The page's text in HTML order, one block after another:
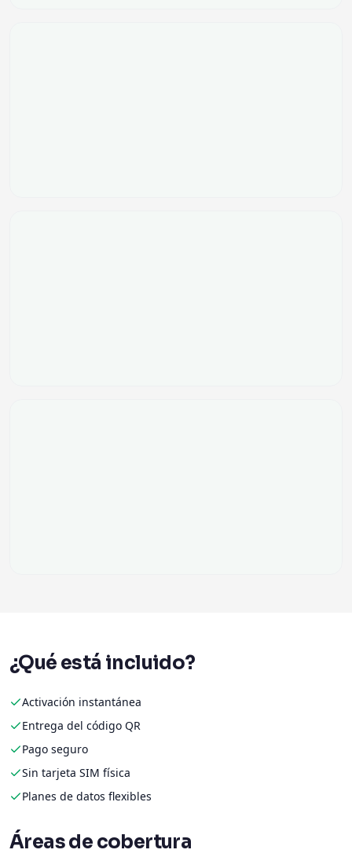
¿Qué está incluido?
Activación instantánea
Entrega del código QR
Pago seguro
Sin tarjeta SIM física
Planes de datos flexibles
Áreas de cobertura